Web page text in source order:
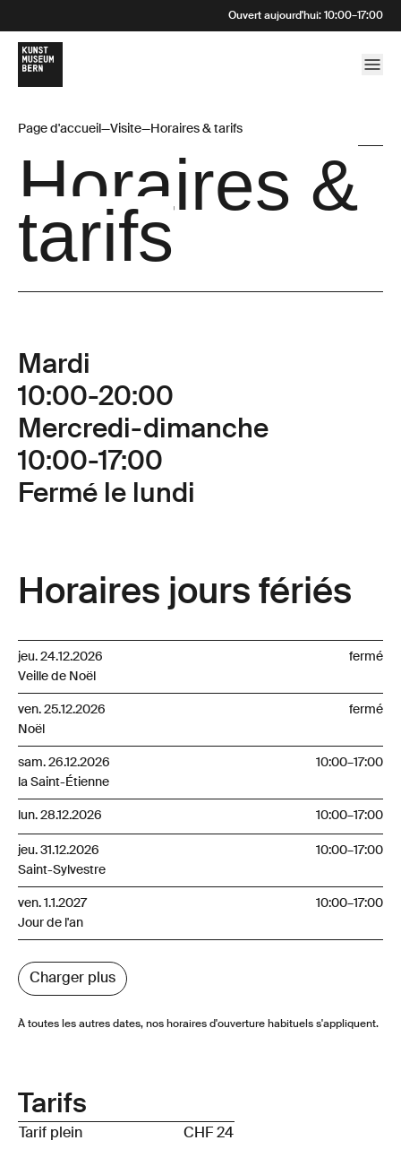
Ouvert aujourd'hui: 10:00–17:00
Page d'accueil —Visite—Horaires & tarifs
Horaires &
tarifs
Mardi
10:00-20:00
Mercredi-dimanche
10:00-17:00
Fermé le lundi
Horaires jours fériés
jeu. 24.12.2026
Veille de Noël
fermé
ven. 25.12.2026
Noël
fermé
sam. 26.12.2026
la Saint-Étienne
10:00–17:00
lun. 28.12.2026 10:00–17:00
jeu. 31.12.2026
Saint-Sylvestre
10:00–17:00
ven. 1.1.2027
Jour de l'an
10:00–17:00
Charger plus
À toutes les autres dates, nos horaires d'ouverture habituels s'appliquent.
Tarifs
Tarif plein
CHF 24